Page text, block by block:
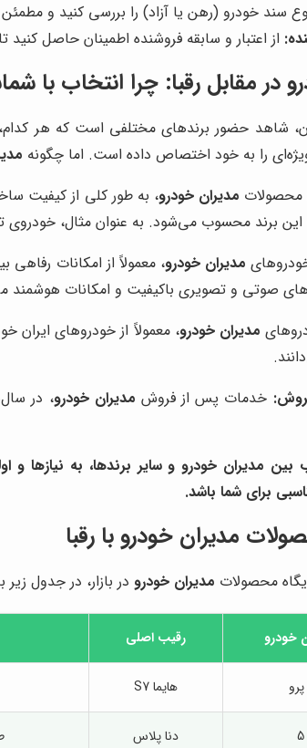
سند خودرو (رهن یا آزاد) را بررسی کنید و
از اعتبار و سابقه فروشنده اطمینان حاصل
در مقابل رقبا: چرا انتخاب با
شاهد حضور برندهای مختلفی است که هر
را به خود اختصاص داده است. اما چگونه
محصولات مدیران خودرو، به طور کلی از کیفیت
برند محسوب می‌شود. به عنوان مثال، خودروی تیگو
مدیران خودرو، معمولاً از امکانات
صوتی و تصویری باکیفیت و امکانات هوشمند
مدیران خودرو، معمولاً از خودروهای ایران
خدمات پس از فروش مدیران خودرو، در
بین مدیران خودروو سایر برندها، به نیازها
برای شما باشد.
مدیران خودرو با رقبا
محصولات مدیران خودرودر بازار، در جدول
خودرو رقیب اصلی
هایما S7
دنا پلاس